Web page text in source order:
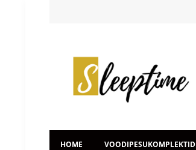
HOME VOODIPESUKOMPLEKTID